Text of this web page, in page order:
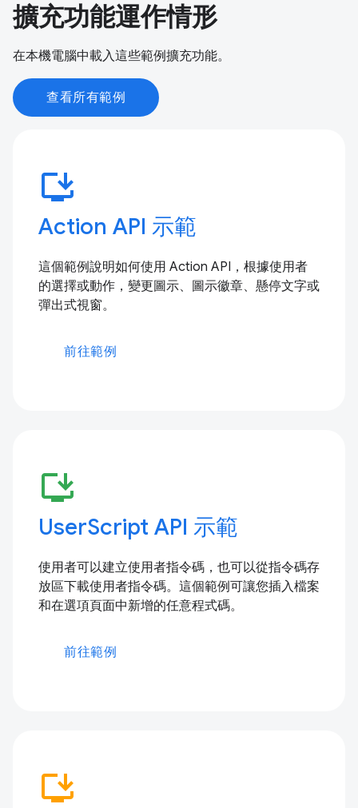
擴充功能運作情形
在本機電腦中載入這些範例擴充功能。
查看所有範例
install_desktop
Action API 示範
這個範例說明如何使用 Action API，根據使用者
的選擇或動作，變更圖示、圖示徽章、懸停文字或
彈出式視窗。
前往範例
install_desktop
UserScript API 示範
使用者可以建立使用者指令碼，也可以從指令碼存
放區下載使用者指令碼。這個範例可讓您插入檔案
和在選項頁面中新增的任意程式碼。
前往範例
install_desktop